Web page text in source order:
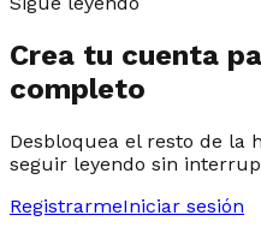
Crea tu cuenta
completo
Desbloquea el resto de la
seguir leyendo sin
RegistrarmeIniciar sesión